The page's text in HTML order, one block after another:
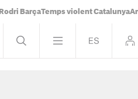
Rodri BarçaTemps violent Catalunya